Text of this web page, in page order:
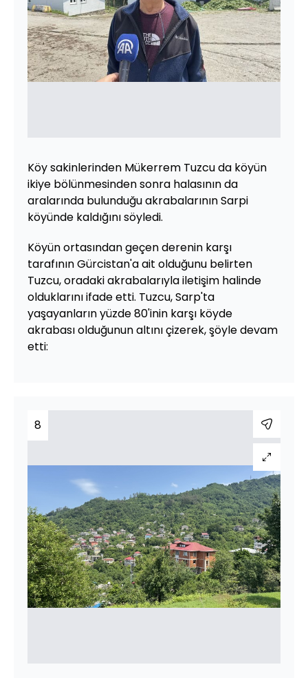
Köy sakinlerinden Mükerrem Tuzcu da köyün
ikiye bölünmesinden sonra halasının da
aralarında bulunduğu akrabalarının Sarpi
köyünde kaldığını söyledi.
Köyün ortasından geçen derenin karşı
tarafının Gürcistan'a ait olduğunu belirten
Tuzcu, oradaki akrabalarıyla iletişim halinde
olduklarını ifade etti. Tuzcu, Sarp'ta
yaşayanların yüzde 80'inin karşı köyde
akrabası olduğunun altını çizerek, şöyle devam
etti:
8